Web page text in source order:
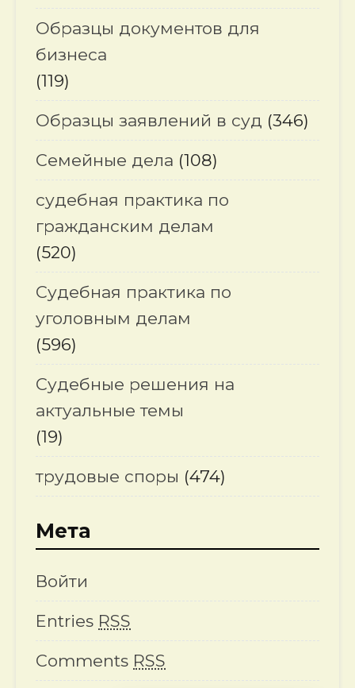
Образцы документов для
бизнеса
(119)
Образцы заявлений в суд (346)
Семейные дела (108)
судебная практика по
гражданским делам
(520)
Судебная практика по
уголовным делам
(596)
Судебные решения на
актуальные темы
(19)
трудовые споры (474)
Мета
Войти
Entries RSS
Comments RSS